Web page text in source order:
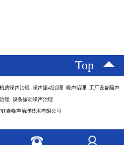
Top
房噪声治理 噪声振动治理 噪声治理 工厂设备隔声
理 设备振动噪声治理
泰噪声治理技术有限公司